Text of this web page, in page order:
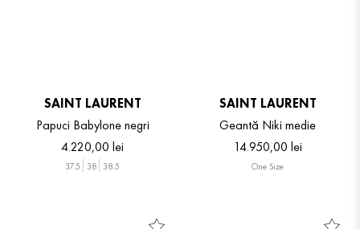
SAINT LAURENT
Papuci Babylone negri
4.220,00 lei
37.5 38 38.5
SAINT LAURENT
Geantă Niki medie
14.950,00 lei
One Size